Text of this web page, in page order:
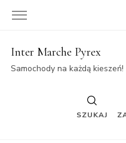
Inter Marche Pyrex
Samochody na każdą kieszeń!
SZUKAJ